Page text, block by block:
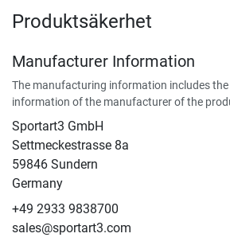
Produktsäkerhet
Manufacturer Information
The manufacturing information includes the
information of the manufacturer of the
Sportart3 GmbH
Settmeckestrasse 8a
59846 Sundern
Germany
+49 2933 9838700
sales@sportart3.com